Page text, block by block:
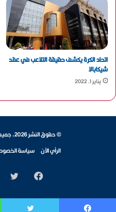
اتحاد الكرة يكشف حقيقة التلاعب في عقد
شيكابالا
يناير 1, 2022
© حقوق النشر 2026، جميع الحقوق محفوظة |
الرأي الآن سياسة
فيسبوك